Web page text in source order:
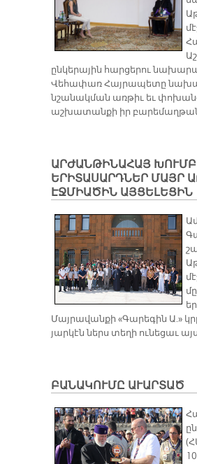
ընկերային հարցերու
Վեհափառ Հայրապետը
նշանակման առթիւ եւ
աշխատանքի իր
ԱՐԺԱՆԹԻՆԱՀԱՅ
ԵՐԻՏԱՍԱՐԴՆԵՐ ՄԱՅՐ
ԷՋՄԻԱԾԻՆ ԱՅՑԵԼԵՑԻՆ
Մայրավանքի «Գարեգին Ա.»
յարկէն ներս տեղի ունեցաւ
ԲԱՆԱԿՈՒՄԸ ԱՒԱՐՏԱԾ